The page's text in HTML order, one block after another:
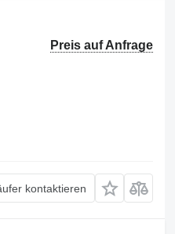
Preis auf Anfrage
kontaktieren